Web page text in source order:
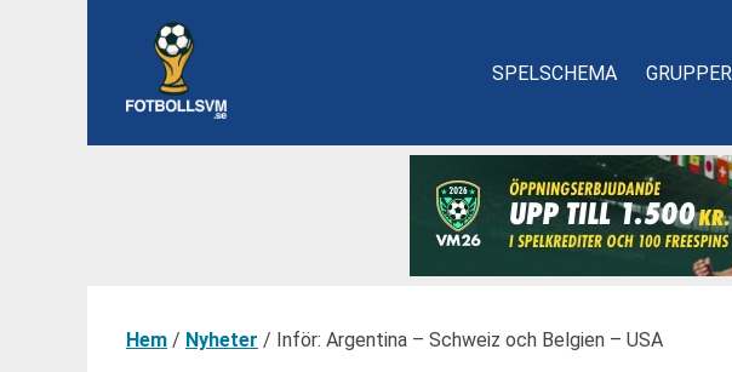
SPELSCHEMA GRUPPER
Hem / Nyheter / Inför: Argentina – Schweiz och Belgien – USA